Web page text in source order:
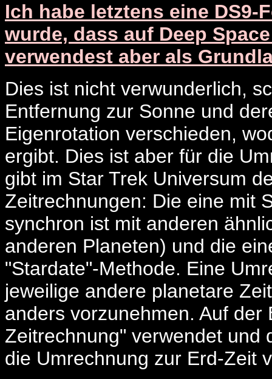
Ich habe letztens eine DS9-
wurde, dass auf Deep
verwendest aber als
Dies ist nicht verwunderlich,
Entfernung zur Sonne und
Eigenrotation verschieden,
ergibt. Dies ist aber für die
gibt im Star Trek Universum
Zeitrechnungen: Die eine mit
synchron ist mit anderen
anderen Planeten) und die
"Stardate"-Methode. Eine
jeweilige andere planetare
anders vorzunehmen. Auf
Zeitrechnung" verwendet und
die Umrechnung zur Erd-Zeit